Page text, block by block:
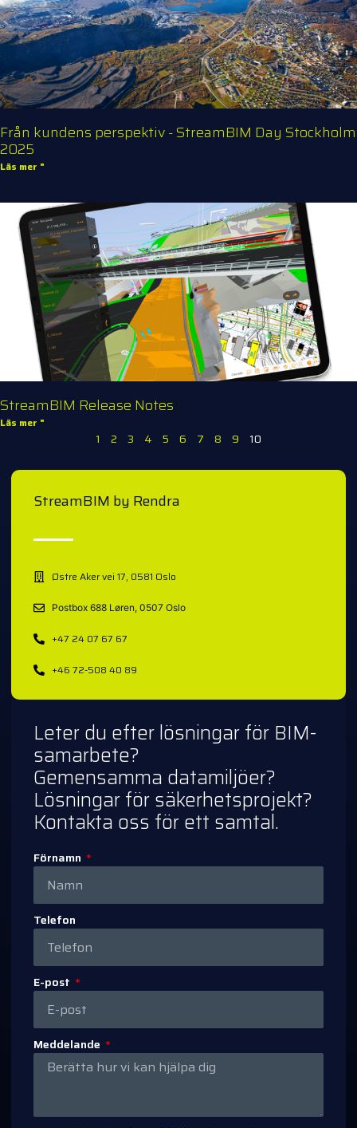
Från kundens perspektiv - StreamBIM Day Stockholm
2025
Läs mer "
StreamBIM Release Notes
Läs mer "
1 2 3 4 5 6 7 8 9 10
StreamBIM by Rendra
Østre Aker vei 17, 0581 Oslo
Postbox 688 Løren, 0507 Oslo
+47 24 07 67 67
+46 72-508 40 89
Leter du efter lösningar för BIM-
samarbete?
Gemensamma datamiljöer?
Lösningar för säkerhetsprojekt?
Kontakta oss för ett samtal.
Förnamn
Telefon
E-post
Meddelande